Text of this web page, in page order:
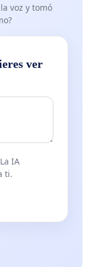
audición por
ordenes del
a veces
nivel particular
nivel.
se
y sea capaz
Detalle
se hace.
3.
a
que sea
voz y tomó
ver
IA
ti.